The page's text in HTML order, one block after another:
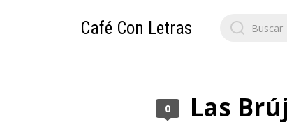
Café Con Letras
Search
for:
Las
0